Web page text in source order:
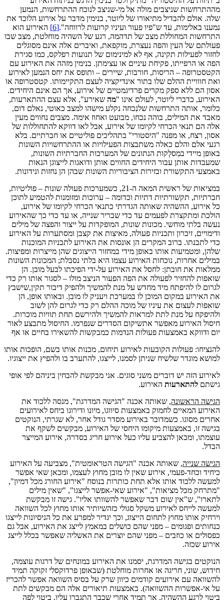
מההתרחשות שניצבים מולה אל מי-שניצב לנוכח ההתרחשות, הנמען
שלה. אולם להבדיל מתיאורו של ליוטר, בנימין מדבר על אירוע הלוכד את
נמענו באלימות, עד ש"פיו פעור ועיניו קרועות לרווחה".[6]
האירוע הוא
התרחשות המחוללת מצב של תדהמה, רגע של השהיה מוחלטת, מצב שבו
פעולתם של העין והפה נעצרת, מוקפאת, ואיברים אלה אינם מסוגלים
לחזור לפעילות תקינה, אף לא למינימום של תנועות רפלקס, כמו סגירת
הפה או הרפייתו, פקיחת עיניים או עצימתן. בנימין מזהה את האירוע עם
הקטסטרופה – הריסות, חורבות, שיירים – ותופס את יחס הנמען לאירוע
ואת חווויית ההלם שלו בתור אינדיקציה לעצם התקיימותו. קטסטרופה או
אסון הם ללא ספק מקרים פרדיגמטיים של אירוע, אך הם אינם היחידים.
האירוע, כדברי ליוטר, לעולם אינו "מה שאירע", אלא עצם ההתארעות,
כלומר, אותה התרחשות שלנִכחה נקלע מישהו למצב כאוטי, נאלם דום,
מאבד את המילים, בוהה נכחו, מבועט ואחוז אימה. מצבים נחווים מעין
אלה הם תנאי הכרחי לקיומו של אירוע, אבל לאו דווקא להתחוללות של
אסון, רצח, או מפנה "היסטורי" בתהליכים פוליטיים או חברתיים. בלא
רגעי אלם והלם כאלה משתבצות הפעילויות או ההתרחשויות השונות
באופן מיידי במִסלָקות הנתונים של המערכות החברתיות השונות,
שמעבדות אותן עבור היחידים החווים אותן ודואגות לייצוגן הנאות
באמצעי התקשורת ובזירות הציבוריות השונות שבהן הן נחזות ונידונות.
במציאות של ראשית המאה ה-21, כשמערכות פעולה שונות – פוליטיות,
חברתיות, תקשורתיות דתיות וכדומה – ערוכות ומזומנות להטמיע לתוכן
כל אירוע, ההשהיה שאותה הגדרתי כתנאי הכרחי לקיומו של אירוע,
הולכת ומתקצרת לפעמים עד כדי שבריר שנייה, או עד כדי כך שהאירוע
נעשה בלתי מוחשי. מכונות שונות, המופקדות על ייצור והפצה של מילים
ודימויים, זיכרון ותכניות פעולה, מאיצות את קצבן ומסתערות על האירוע
כדי לתבנתו. ברוב המקרים הן אונסות את האירוע לתבניות המוכנות
שלהן, ומטמיעות אותו באופן מידי במחזור הייצוגים שהן מייצרות ומפיצות.
במילים אחרות, נוכחות האירוע עצמו היא בלתי נסבלת; המכונות השונות
ממלאות את חובתן: לחסל את האירוע על-ידי הפיכתו לבעל מובן. הן
שואפות להחזיר לפעולה את הפה הפעור הניצב מולו – לסגור אותו רק כדי
לגרום לו להיפתח מיד מחדש על מנת להמשיך ולהפיק דיבור תקין,שישבץ
את האירוע במקום המוכן לו במערכת ויעניק לו מובן. ובאותו אופן, הן
שואפות לעצום את עיניו של מוכה ההלם רק כדי לגרום להן לשוב
ולהיפקח על מנת לתת למראות להמשיך ולהירשם תחת תוויות מוכרות.
חיסול האירוע מאפשר אתשיקום הסדרים שנפרמו. החיסול מתבצע לאור
יום ודווקא באמצעות פעולות הנדמות כמבקשות להשאירו בחיים או אף
להנציחו: פעולות הקובעות לאירוע תיחום, מכנות אותו בשם, הופכות אותו
למושא מוגדר שלשיח שניתן לסמנו, לייצגו, להתערב בו ולהפיץ את ייצוגיו.
לאירוע הזה יש דוברים משני סוגים. אני מבקשת להבחין ביניהם לפי אופי
גישתם להתארעות האירוע.
הגישה הראשונה, שאותה אכנה "הגישה המדרגת", מנסה ללכוד את
האירוע המאיים לחמוק באמצעות סיווגו, מיונו ודירוגו ביחס לאירועים
אחרים מסוגו. כשמדובר באירוע מסדר גודל אחר, לא שגרתי, הנוקטים
בגישה זו, באמצעות מיקומו היחסי של האירוע, מבקשים לשקף את
עוצמתו, ומכאן להצביע עליו כעל אירוע חריג בסדרה, אירוע המייצר
הבדל.
הגישה שנייה, שאותה אכנה "הגישה הטראומטית", מצביעה על האירוע
כיחיד וכחד-פעמי, אירוע שאין לו מובן מחוץ לעצמו, ומכאן שאי אפשר
למעשה ללכוד אותו אלא תחת כותרות בנוסח "אירוע החורג מכל דמיון",
"מתרחק מכל מציאות", "אירוע שאי-אפשר לייצגו", "שאין מילים
לתארו", ש"אין שום דבר שאפשר להשוותו אליו". גישה זו מבקשת
למעשה לייחס לאירוע משקל סגולי כזהשיותיר אותו מחוץ לכל השוואה
וירחיק אותו מחוץ לתחום הייצוג, וכך יגדיר למפרע את כל הניסיונות לייצגו
כנחותים ופגומים – מפני שהם כושלים במאמץ לייצג את האירוע, אבל גם
כפסולים או כוזבים – מפני שהם יוצרים את האשליה שאפשר בכלל לייצג
אירוע שכזה.
הנוקטים בגישה המדרגת, יסמנו את האירוע במונחים של דרגות עוצמה,
חידוש, שוני, חריגה או אחרות מוחלטת (שבאופן פרדוקסלי זקוקה תמיד
להשוואה עם אירועים קודמים כיוון שרק על בסיס השוואה אפשר להכריז
על אי-אפשרות ההשוואה). באמצעות תיאורים אלה הם מבקשים לתת
ביטוי לרגע ההשהיה, אך תמיד אחרי שכבר התגברו עליו, ביטוי לפה